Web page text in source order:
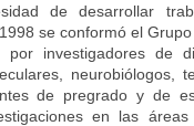
de desarrollar
se conformó el
investigadores de
neurobiólogos,
de pregrado y de
en las